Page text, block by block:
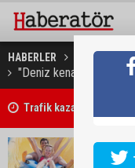
HABERLER GÜNDEM
"Deniz kenarı hali
Trafik kazasında 85